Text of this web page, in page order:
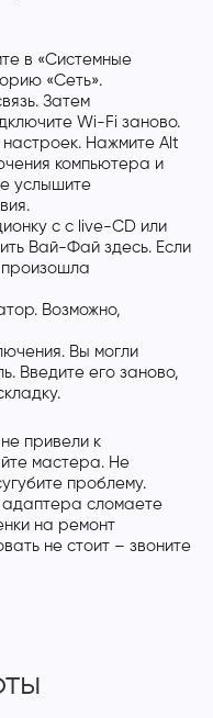
в «Системные
«Сеть».
Затем
Wi-Fi заново.
Нажмите Alt
компьютера и
услышите
с с live-CD или
Вай-Фай здесь. Если
произошла
Возможно,
Вы могли
Введите его заново,
привели к
мастера. Не
проблему.
сломаете
на ремонт
не стоит – звоните